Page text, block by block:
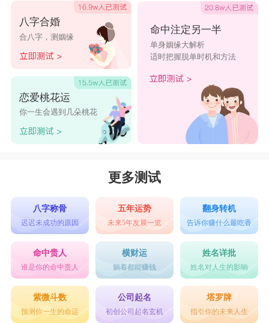
八字合婚
合八字，测姻缘
恋爱桃花运
你一生会遇到几朵桃花
命中注定另一半
单身姻缘大解析
适时把握脱单时机和方法
更多测试
八字称骨
迟迟未成功的原因
五年运势
未来5年发展一览
翻身转机
告诉你赚什么最吃香
命中贵人
谁是你的命中贵人
横财运
躺着都能赚钱
姓名详批
姓名对人生的影响
紫微斗数
预测你一生的命运
公司起名
初创公司起名玄机
塔罗牌
指引你的未来人生